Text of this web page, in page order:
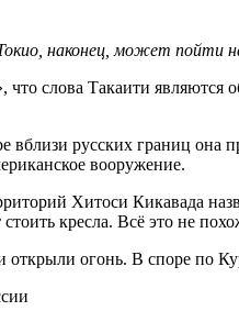
наконец, может пойти
слова Такаити
русских границ она
вооружение.
Хитоси Кикавада
кресла. Всё это не